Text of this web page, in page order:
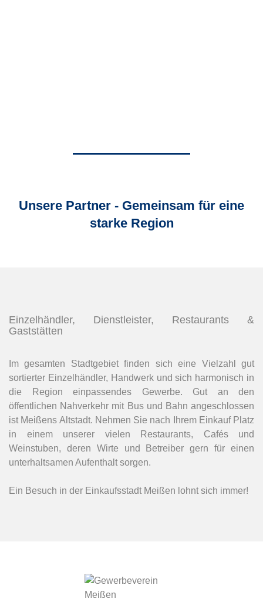
Unsere Partner - Gemeinsam für eine
starke Region
Einzelhändler, Dienstleister, Restaurants &
Gaststätten
Im gesamten Stadtgebiet finden sich eine Vielzahl gut
sortierter Einzelhändler, Handwerk und sich harmonisch in
die Region einpassendes Gewerbe. Gut an den
öffentlichen Nahverkehr mit Bus und Bahn angeschlossen
ist Meißens Altstadt. Nehmen Sie nach Ihrem Einkauf Platz
in einem unserer vielen Restaurants, Cafés und
Weinstuben, deren Wirte und Betreiber gern für einen
unterhaltsamen Aufenthalt sorgen.
Ein Besuch in der Einkaufsstadt Meißen lohnt sich immer!